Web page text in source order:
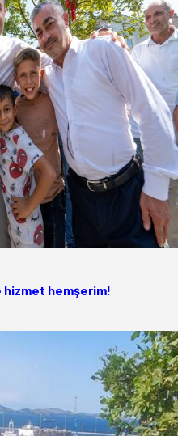
hizmet hemşerim!